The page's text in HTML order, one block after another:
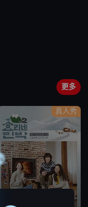
更多
真人秀